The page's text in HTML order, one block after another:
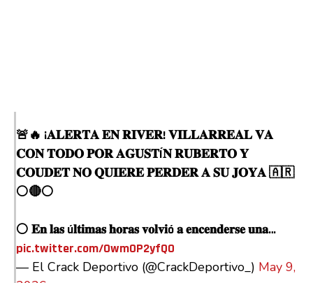
🚨🔥 ¡𝐀𝐋𝐄𝐑𝐓𝐀 𝐄𝐍 𝐑𝐈𝐕𝐄𝐑! 𝐕𝐈𝐋𝐋𝐀𝐑𝐑𝐄𝐀𝐋 𝐕𝐀
𝐂𝐎𝐍 𝐓𝐎𝐃𝐎 𝐏𝐎𝐑 𝐀𝐆𝐔𝐒𝐓Í𝐍 𝐑𝐔𝐁𝐄𝐑𝐓𝐎 𝐘
𝐂𝐎𝐔𝐃𝐄𝐓 𝐍𝐎 𝐐𝐔𝐈𝐄𝐑𝐄 𝐏𝐄𝐑𝐃𝐄𝐑 𝐀 𝐒𝐔 𝐉𝐎𝐘𝐀 🇦🇷
⚪🔴⚪
⚪ 𝐄𝐧 𝐥𝐚𝐬 ú𝐥𝐭𝐢𝐦𝐚𝐬 𝐡𝐨𝐫𝐚𝐬 𝐯𝐨𝐥𝐯𝐢ó 𝐚 𝐞𝐧𝐜𝐞𝐧𝐝𝐞𝐫𝐬𝐞 𝐮𝐧𝐚…
pic.twitter.com/Owm0P2yfQ0
— El Crack Deportivo (@CrackDeportivo_) May 9,
Reddit
Pinterest